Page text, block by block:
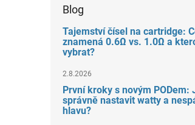
Blog
Tajemství čísel na cartridge:
znamená 0.6Ω vs. 1.0Ω a
vybrat?
2.8.2026
První kroky s novým PODem:
správně nastavit watty a
hlavu?